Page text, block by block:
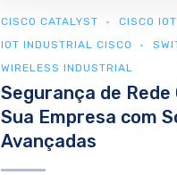
CISCO CATALYST CISCO IOT
IOT INDUSTRIAL CISCO
WIRELESS INDUSTRIAL
Segurança de
Sua Empresa com
Avançadas